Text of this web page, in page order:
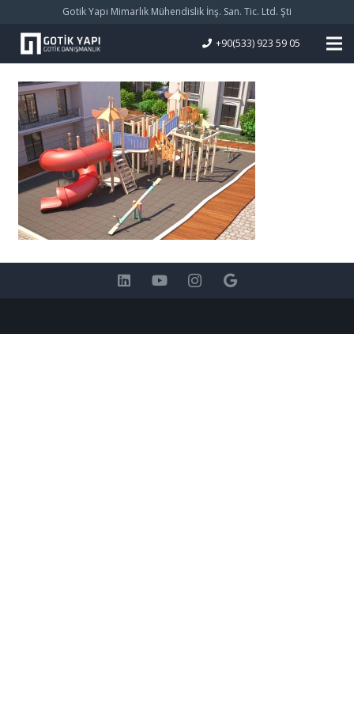
Gotik Yapı Mimarlık Mühendislik İnş. San. Tic. Ltd. Şti
+90(533) 923 59 05